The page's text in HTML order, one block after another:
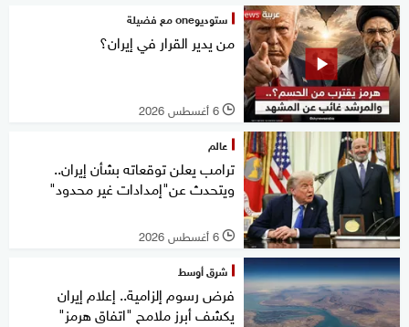
ستوديوone مع فضيلة
من يدير القرار في إيران؟
l 6 أغسطس 2026
عالم
ترامب يعلن توقعاته بشأن إيران..
ويتحدث عن"إمدادات غير محدود"
l 6 أغسطس 2026
شرق أوسط
فرض رسوم إلزامية.. إعلام إيران
يكشف أبرز ملامح "اتفاق هرمز"